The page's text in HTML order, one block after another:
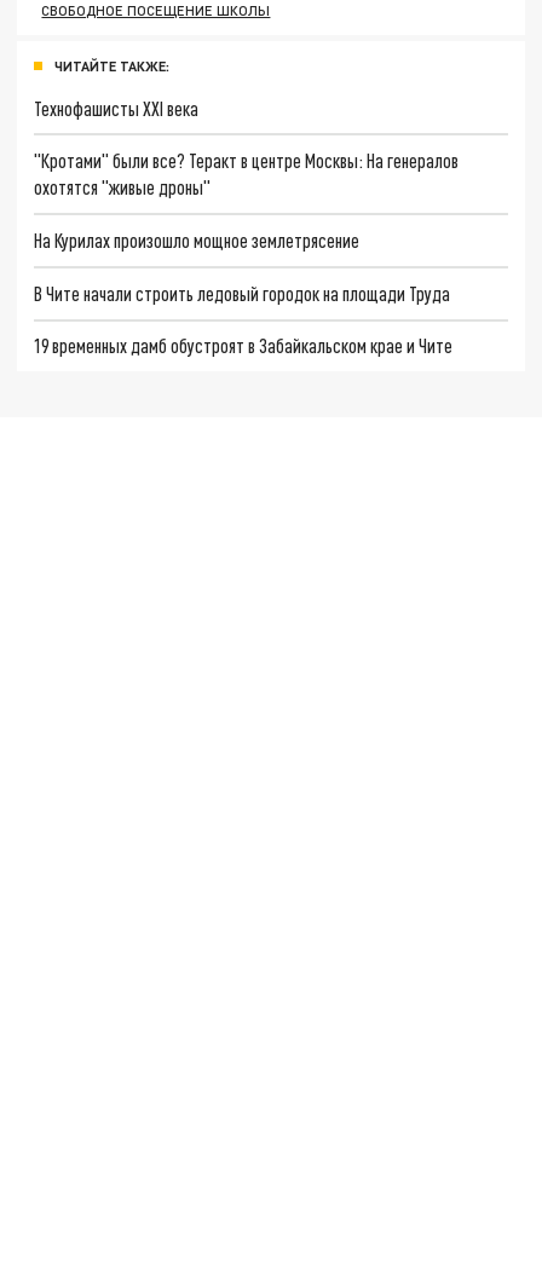
СВОБОДНОЕ ПОСЕЩЕНИЕ ШКОЛЫ
ЧИТАЙТЕ ТАКЖЕ:
Технофашисты XXI века
"Кротами" были все? Теракт в центре Москвы: На генералов
охотятся "живые дроны"
На Курилах произошло мощное землетрясение
В Чите начали строить ледовый городок на площади Труда
19 временных дамб обустроят в Забайкальском крае и Чите